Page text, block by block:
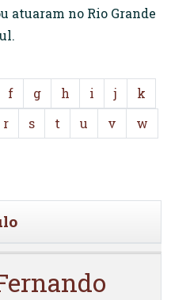
atuaram no Rio Grande
f g h i j
k
r s t u v
w